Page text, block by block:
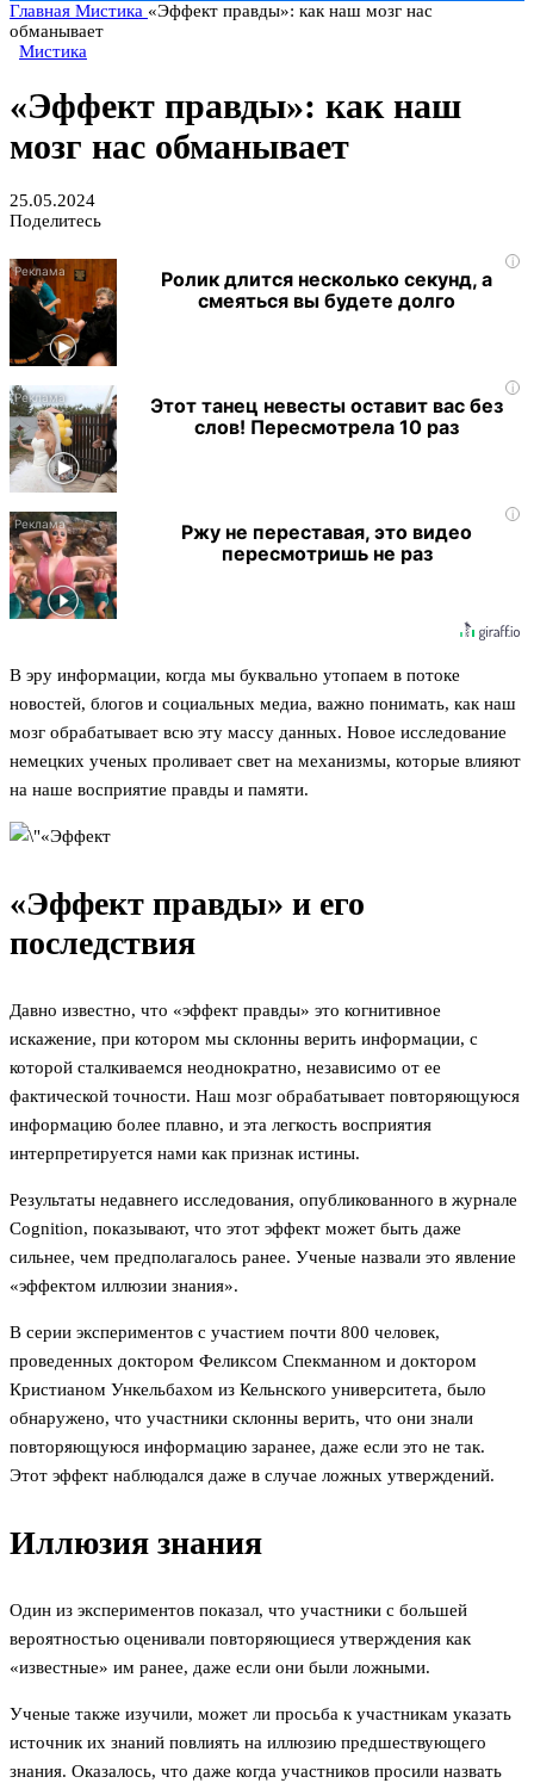
Главная Мистика «Эффект правды»: как наш мозг нас
обманывает
Мистика
«Эффект правды»: как наш
мозг нас обманывает
25.05.2024
Поделитесь
i
Ролик длится несколько секунд, а
смеяться вы будете долго
i
Этот танец невесты оставит вас без
слов! Пересмотрела 10 раз
i
Ржу не переставая, это видео
пересмотришь не раз
В эру информации, когда мы буквально утопаем в потоке
новостей, блогов и социальных медиа, важно понимать, как наш
мозг обрабатывает всю эту массу данных. Новое исследование
немецких ученых проливает свет на механизмы, которые влияют
на наше восприятие правды и памяти.
«Эффект правды» и его
последствия
Давно известно, что «эффект правды» это когнитивное
искажение, при котором мы склонны верить информации, с
которой сталкиваемся неоднократно, независимо от ее
фактической точности. Наш мозг обрабатывает повторяющуюся
информацию более плавно, и эта легкость восприятия
интерпретируется нами как признак истины.
Результаты недавнего исследования, опубликованного в журнале
Cognition, показывают, что этот эффект может быть даже
сильнее, чем предполагалось ранее. Ученые назвали это явление
«эффектом иллюзии знания».
В серии экспериментов с участием почти 800 человек,
проведенных доктором Феликсом Спекманном и доктором
Кристианом Ункельбахом из Кельнского университета, было
обнаружено, что участники склонны верить, что они знали
повторяющуюся информацию заранее, даже если это не так.
Этот эффект наблюдался даже в случае ложных утверждений.
Иллюзия знания
Один из экспериментов показал, что участники с большей
вероятностью оценивали повторяющиеся утверждения как
«известные» им ранее, даже если они были ложными.
Ученые также изучили, может ли просьба к участникам указать
источник их знаний повлиять на иллюзию предшествующего
знания. Оказалось, что даже когда участников просили назвать